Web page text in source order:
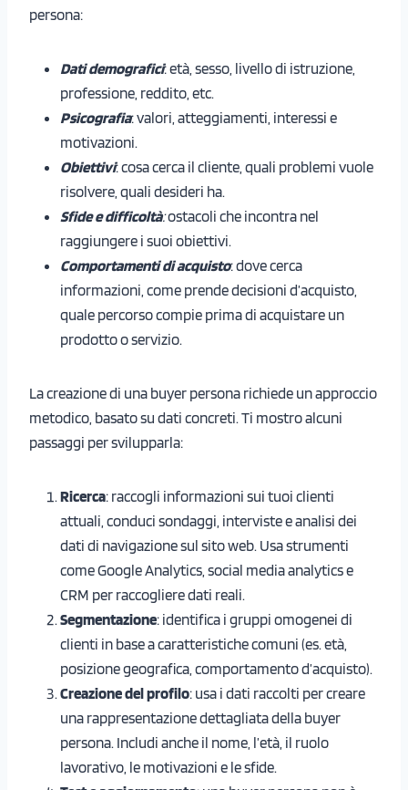
persona:
Dati demografici: età, sesso, livello di istruzione,
professione, reddito, etc.
Psicografia: valori, atteggiamenti, interessi e
motivazioni.
Obiettivi: cosa cerca il cliente, quali problemi vuole
risolvere, quali desideri ha.
Sfide e difficoltà:ostacoli che incontra nel
raggiungere i suoi obiettivi.
Comportamenti di acquisto: dove cerca
informazioni, come prende decisioni d’acquisto,
quale percorso compie prima di acquistare un
prodotto o servizio.
La creazione di una buyer persona richiede un approccio
metodico, basato su dati concreti. Ti mostro alcuni
passaggi per svilupparla:
Ricerca: raccogli informazioni sui tuoi clienti
attuali, conduci sondaggi, interviste e analisi dei
dati di navigazione sul sito web. Usa strumenti
come Google Analytics, social media analytics e
CRM per raccogliere dati reali.
Segmentazione: identifica i gruppi omogenei di
clienti in base a caratteristiche comuni (es. età,
posizione geografica, comportamento d’acquisto).
Creazione del profilo: usa i dati raccolti per creare
una rappresentazione dettagliata della buyer
persona. Includi anche il nome, l’età, il ruolo
lavorativo, le motivazioni e le sfide.